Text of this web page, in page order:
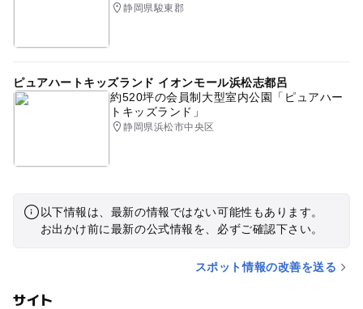
静岡県駿東郡
ピュアハートキッズランド イオンモール浜松志都呂
約520坪の会員制大型室内公園「ピュアハー
トキッズランド」
静岡県浜松市中央区
以下情報は、最新の情報ではない可能性もあります。
お出かけ前に最新の公式情報を、必ずご確認下さい。
スポット情報の改善を送る
サイト